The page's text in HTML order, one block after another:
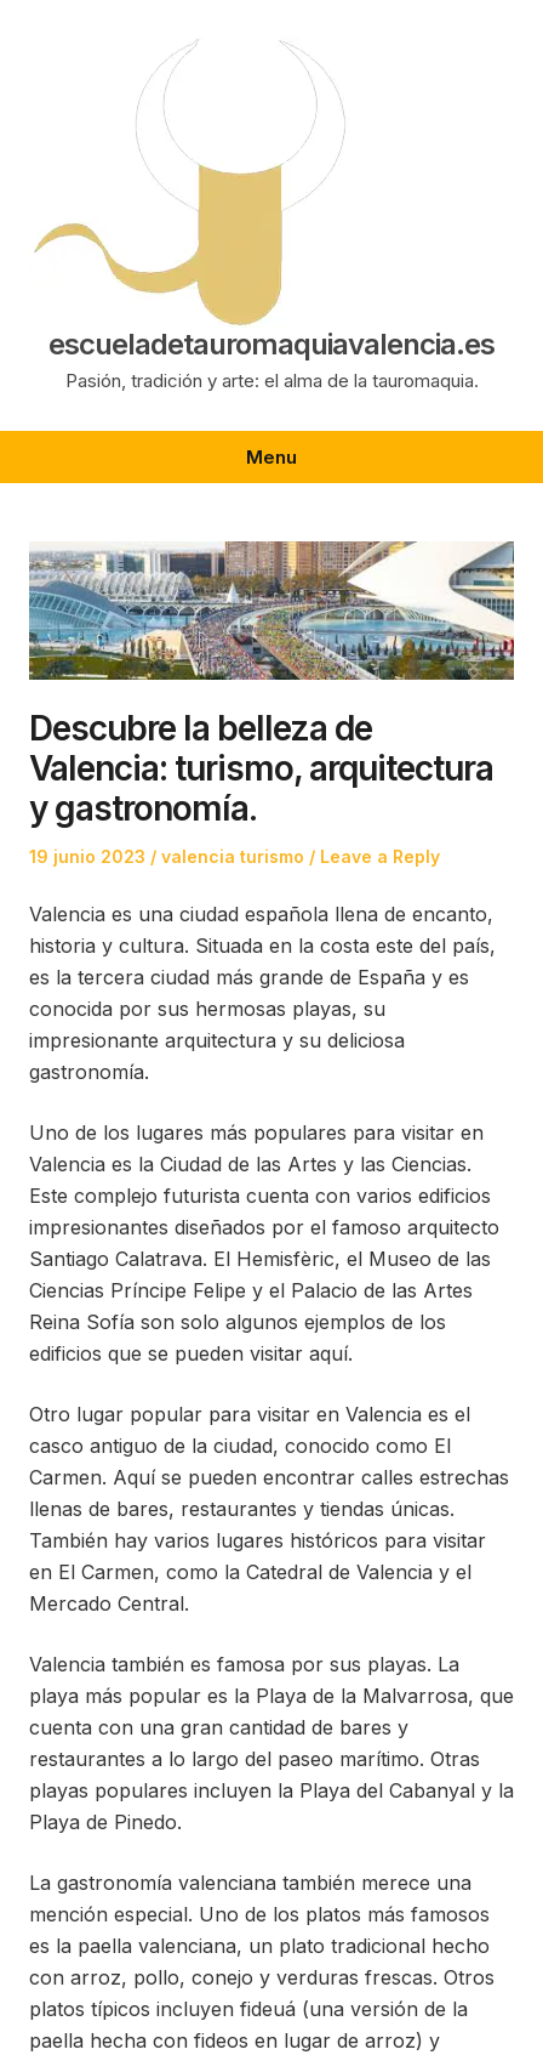
escueladetauromaquiavalencia.es
Pasión, tradición y arte: el alma de la tauromaquia.
Menu
Descubre la belleza de
Valencia: turismo, arquitectura
y gastronomía.
Posted
19 junio 2023
Posted
valencia turismo Leave a Reply
Valencia es una ciudad española llena de encanto,
historia y cultura. Situada en la costa este del país,
es la tercera ciudad más grande de España y es
conocida por sus hermosas playas, su
impresionante arquitectura y su deliciosa
gastronomía.
Uno de los lugares más populares para visitar en
Valencia es la Ciudad de las Artes y las Ciencias.
Este complejo futurista cuenta con varios edificios
impresionantes diseñados por el famoso arquitecto
Santiago Calatrava. El Hemisfèric, el Museo de las
Ciencias Príncipe Felipe y el Palacio de las Artes
Reina Sofía son solo algunos ejemplos de los
edificios que se pueden visitar aquí.
Otro lugar popular para visitar en Valencia es el
casco antiguo de la ciudad, conocido como El
Carmen. Aquí se pueden encontrar calles estrechas
llenas de bares, restaurantes y tiendas únicas.
También hay varios lugares históricos para visitar
en El Carmen, como la Catedral de Valencia y el
Mercado Central.
Valencia también es famosa por sus playas. La
playa más popular es la Playa de la Malvarrosa, que
cuenta con una gran cantidad de bares y
restaurantes a lo largo del paseo marítimo. Otras
playas populares incluyen la Playa del Cabanyal y la
Playa de Pinedo.
La gastronomía valenciana también merece una
mención especial. Uno de los platos más famosos
es la paella valenciana, un plato tradicional hecho
con arroz, pollo, conejo y verduras frescas. Otros
platos típicos incluyen fideuá (una versión de la
paella hecha con fideos en lugar de arroz) y